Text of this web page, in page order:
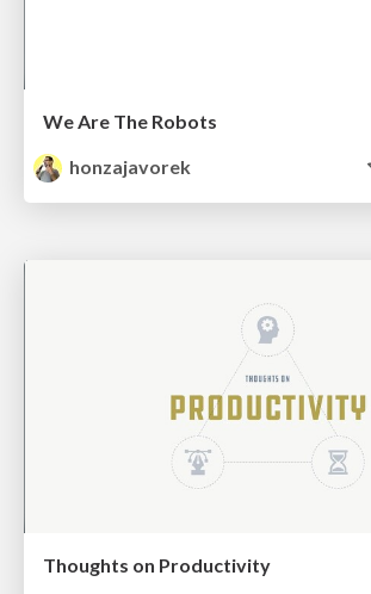
We Are The Robots
honzajavorek
Thoughts on Productivity